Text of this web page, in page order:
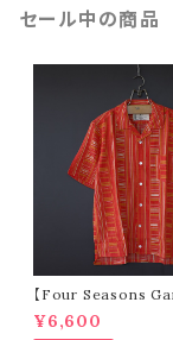
セール中の商品
【Four Seasons
der stripe open
hirt (orange)
¥6,600